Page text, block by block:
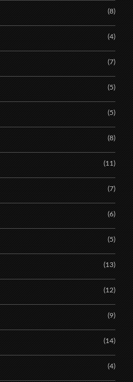
(8)
(4)
(7)
(5)
(5)
(8)
(11)
(7)
(6)
(5)
(13)
(12)
(9)
(14)
(4)